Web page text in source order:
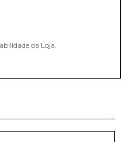
da Loja.